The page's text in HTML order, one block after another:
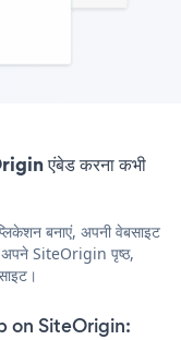
एंबेड करना कभी
बनाएं, अपनी वेबसाइट
SiteOrigin पृष्ठ,
on SiteOrigin: